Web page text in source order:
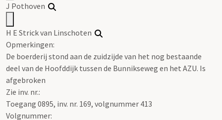
J Pothoven
H E Strick van Linschoten
Opmerkingen:
De boerderij stond aan de zuidzijde van het nog bestaande
deel van de Hoofddijk tussen de Bunnikseweg en het AZU. Is
afgebroken
Zie inv. nr.:
Toegang 0895, inv. nr. 169, volgnummer 413
Volgnummer: